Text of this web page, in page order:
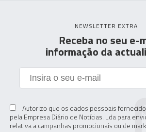
NEWSLETTER EXTRA
Receba no seu e-
informação da
Autorizo que os dados pessoais
pela Empresa Diário de Notícias. Lda para
relativa a campanhas promocionais ou de